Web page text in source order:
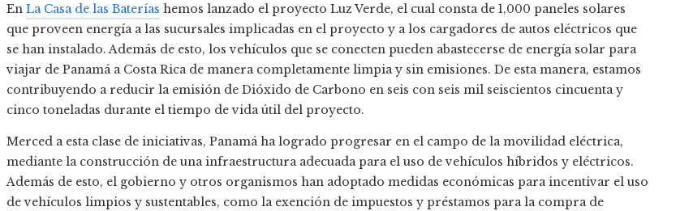
En La Casa de las Baterías hemos lanzado el proyecto Luz Verde, el cual consta de 1,000 paneles solares
que proveen energía a las sucursales implicadas en el proyecto y a los cargadores de autos eléctricos que
se han instalado. Además de esto, los vehículos que se conecten pueden abastecerse de energía solar para
viajar de Panamá a Costa Rica de manera completamente limpia y sin emisiones. De esta manera, estamos
contribuyendo a reducir la emisión de Dióxido de Carbono en seis con seis mil seiscientos cincuenta y
cinco toneladas durante el tiempo de vida útil del proyecto.
Merced a esta clase de iniciativas, Panamá ha logrado progresar en el campo de la movilidad eléctrica,
mediante la construcción de una infraestructura adecuada para el uso de vehículos híbridos y eléctricos.
Además de esto, el gobierno y otros organismos han adoptado medidas económicas para incentivar el uso
de vehículos limpios y sustentables, como la exención de impuestos y préstamos para la compra de